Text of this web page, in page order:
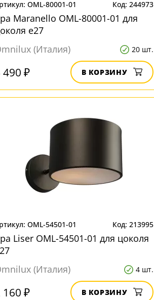
OML-80001-01 244973
Maranello OML-80001-01 для
e27
(Италия)
20 шт.
490 ₽ В КОРЗИНУ
OML-54501-01 213995
Liser OML-54501-01 для цоколя
(Италия)
4 шт.
160 ₽ В КОРЗИНУ